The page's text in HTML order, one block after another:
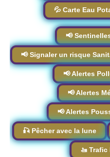
💦 Carte Eau
📢
📢 Signaler un risque
📢 Alertes
📢 Alertes
📢 Alertes
🎣 Pêcher avec la lune
🚤 Trafic